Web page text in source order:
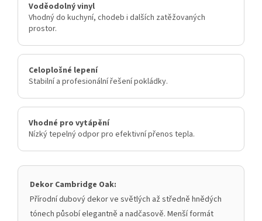
Voděodolný vinyl
Vhodný do kuchyní, chodeb i dalších zatěžovaných
prostor.
Celoplošné lepení
Stabilní a profesionální řešení pokládky.
Vhodné pro vytápění
Nízký tepelný odpor pro efektivní přenos tepla.
Dekor Cambridge Oak:
Přírodní dubový dekor ve světlých až středně hnědých
tónech působí elegantně a nadčasově. Menší formát